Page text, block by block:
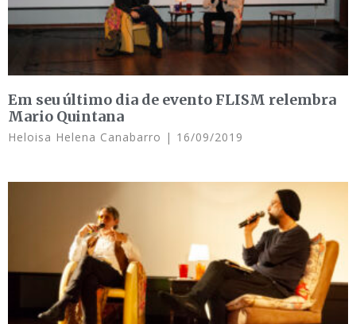
Em seu último dia de evento FLISM relembra
Mario Quintana
Heloisa Helena Canabarro 16/09/2019